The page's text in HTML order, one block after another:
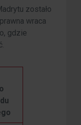
zostało
wraca
gdzie